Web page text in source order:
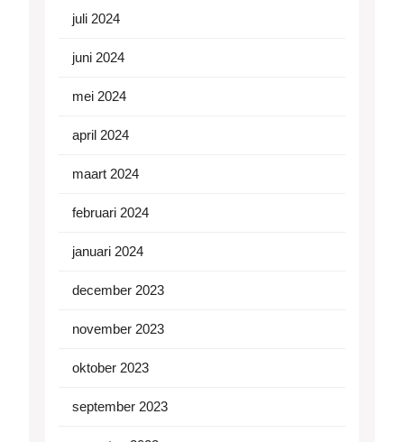
juli 2024
juni 2024
mei 2024
april 2024
maart 2024
februari 2024
januari 2024
december 2023
november 2023
oktober 2023
september 2023